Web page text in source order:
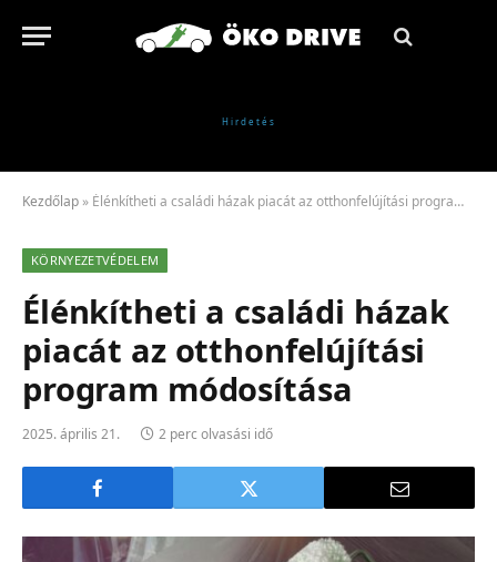
Kezdőlap » Élénkítheti a családi házak piacát az otthonfelújítási program módosítása
KÖRNYEZETVÉDELEM
Élénkítheti a családi házak
piacát az otthonfelújítási
program módosítása
2025. április 21. 2 perc olvasási idő